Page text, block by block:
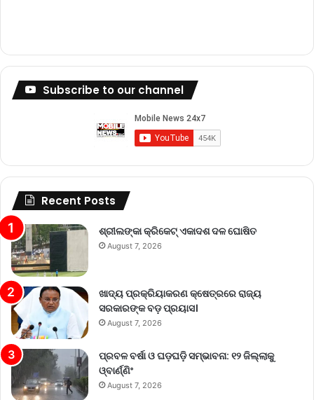
Subscribe to our channel
Recent Posts
ଶ୍ରୀଲଙ୍କା କ୍ରିକେଟ୍‌ ଏକାଦଶ ଦଳ ଘୋଷିତ
August 7, 2026
ଖାଦ୍ୟ ପ୍ରକ୍ରିୟାକରଣ କ୍ଷେତ୍ରରେ ରାଜ୍ୟ
ସରକାରଙ୍କ ବଡ଼ ପ୍ରୟାସ।
August 7, 2026
ପ୍ରବଳ ବର୍ଷା ଓ ଘଡ଼ଘଡ଼ି ସମ୍ଭାବନା: ୧୨ ଜିଲ୍ଲାକୁ
ଓ୍ବାର୍ଣ୍ଣିଂ
August 7, 2026